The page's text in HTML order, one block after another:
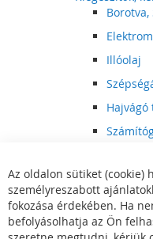
Illóolaj
Hajvágó
Hajvágó
Szórakoztató
Multimédia
DVD,
Az oldalon sütiket (cookie)
személyreszabott
fokozása érdekében. Ha
befolyásolhatja az Ön